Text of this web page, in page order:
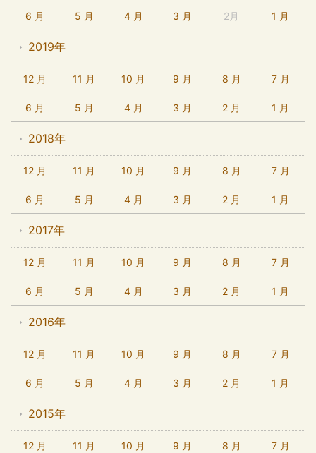
6 月 5 月 4 月 3 月 2月 1 月
2019年
12 月 11 月 10 月 9 月 8 月 7 月
6 月 5 月 4 月 3 月 2 月 1 月
2018年
12 月 11 月 10 月 9 月 8 月 7 月
6 月 5 月 4 月 3 月 2 月 1 月
2017年
12 月 11 月 10 月 9 月 8 月 7 月
6 月 5 月 4 月 3 月 2 月 1 月
2016年
12 月 11 月 10 月 9 月 8 月 7 月
6 月 5 月 4 月 3 月 2 月 1 月
2015年
12 月 11 月 10 月 9 月 8 月 7 月